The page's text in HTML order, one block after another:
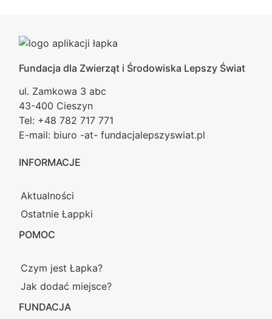
Fundacja dla Zwierząt i Środowiska Lepszy Świat
ul. Zamkowa 3 abc
43-400 Cieszyn
Tel: +48 782 717 771
E-mail: biuro -at- fundacjalepszyswiat.pl
INFORMACJE
Aktualności
Ostatnie Łappki
POMOC
Czym jest Łapka?
Jak dodać miejsce?
FUNDACJA